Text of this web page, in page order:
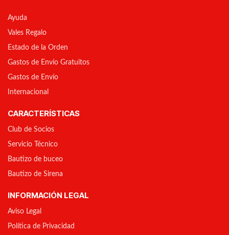
Ayuda
Vales Regalo
Estado de la Orden
Gastos de Envío Gratuitos
Gastos de Envío
Internacional
CARACTERÍSTICAS
Club de Socios
Servicio Técnico
Bautizo de buceo
Bautizo de Sirena
INFORMACIÓN LEGAL
Aviso Legal
Política de Privacidad